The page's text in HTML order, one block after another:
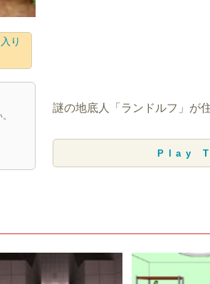
り
謎の地底人「ランドルフ」が
Play